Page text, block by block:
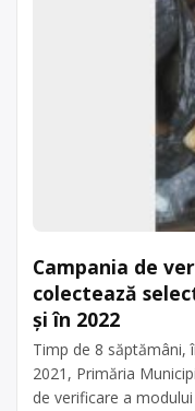
Campania de
colectează
și în 2022
Timp de 8 săptămâni,
2021, Primăria
de verificare a